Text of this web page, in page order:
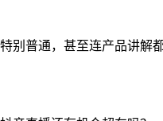
别普通，甚至连产品讲